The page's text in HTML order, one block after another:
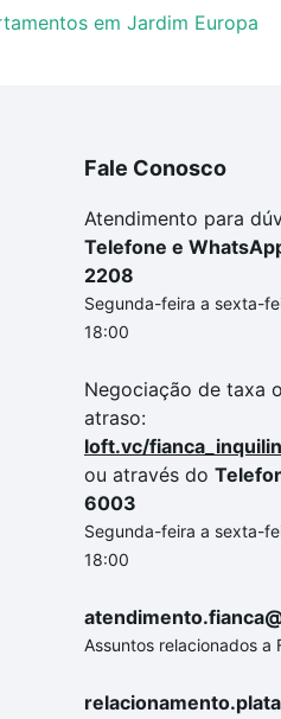
em Jardim Europa
Fale Conosco
Atendimento para
Telefone e
2208
Segunda-feira a sexta-
18:00
Negociação de taxa
atraso:
loft.vc/
ou através do
6003
Segunda-feira a sexta-
18:00
Assuntos relacionados a